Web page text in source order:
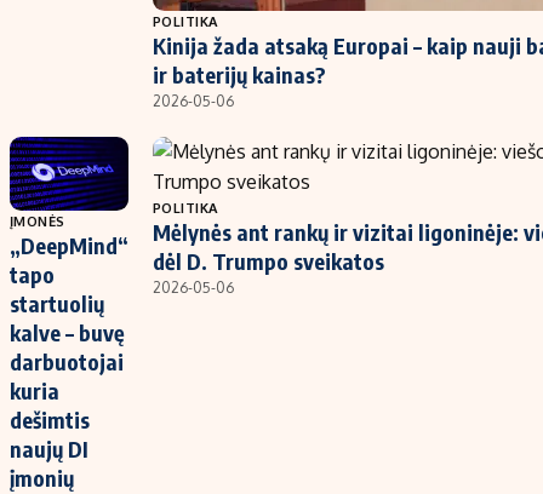
POLITIKA
Kinija žada atsaką Europai – kaip nauji
ir baterijų kainas?
2026-05-06
ĮMONĖS
„DeepMind“
tapo
startuolių
kalve – buvę
darbuotojai
kuria
dešimtis
naujų DI
įmonių
POLITIKA
Mėlynės ant rankų ir vizitai ligoninėje:
dėl D. Trumpo sveikatos
2026-05-06